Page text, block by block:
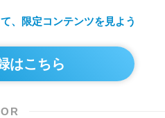
、 限定コンテンツを見よう
はこちら
OR